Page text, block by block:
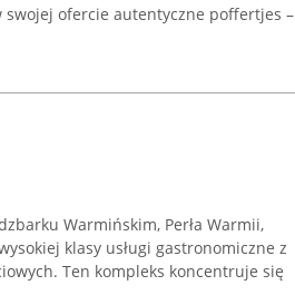
swojej ofercie autentyczne poffertjes –
Warmińskim, Perła Warmii,
klasy usługi gastronomiczne z
Ten kompleks koncentruje się